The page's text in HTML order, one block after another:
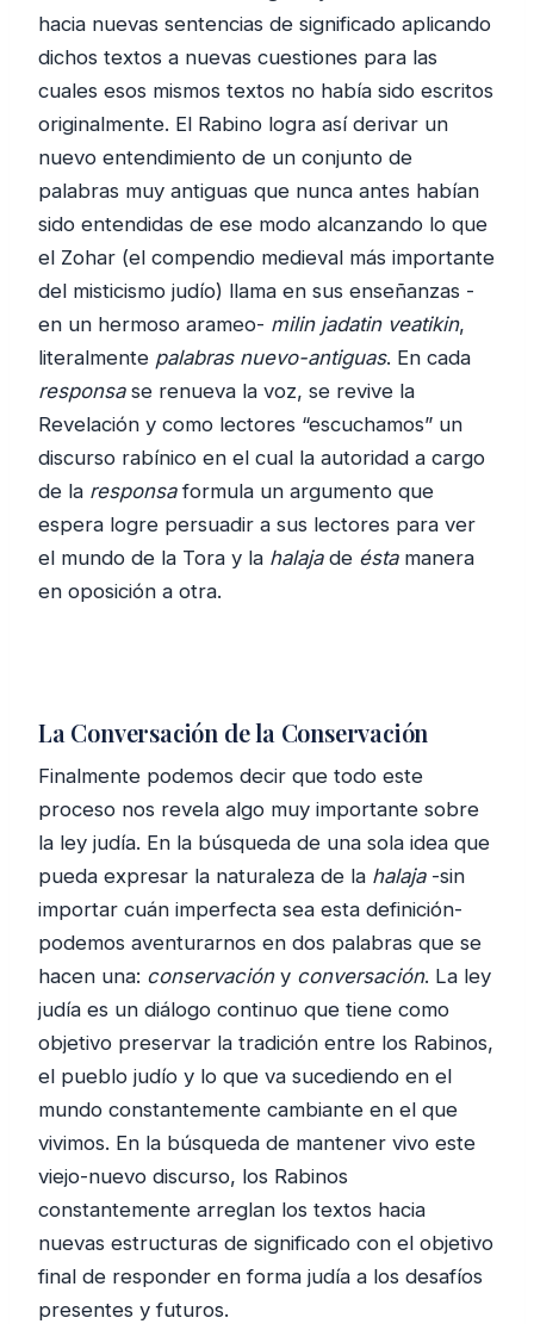
hacia nuevas sentencias de significado aplicando
dichos textos a nuevas cuestiones para las
cuales esos mismos textos no había sido escritos
originalmente. El Rabino logra así derivar un
nuevo entendimiento de un conjunto de
palabras muy antiguas que nunca antes habían
sido entendidas de ese modo alcanzando lo que
el Zohar (el compendio medieval más importante
del misticismo judío) llama en sus enseñanzas -
en un hermoso arameo- milin jadatin veatikin,
literalmente palabras nuevo-antiguas. En cada
responsa se renueva la voz, se revive la
Revelación y como lectores “escuchamos” un
discurso rabínico en el cual la autoridad a cargo
de la responsaformula un argumento que
espera logre persuadir a sus lectores para ver
el mundo de la Tora y la halaja de ésta manera
en oposición a otra.
La Conversación de la Conservación
Finalmente podemos decir que todo este
proceso nos revela algo muy importante sobre
la ley judía. En la búsqueda de una sola idea que
pueda expresar la naturaleza de la halaja-sin
importar cuán imperfecta sea esta definición-
podemos aventurarnos en dos palabras que se
hacen una: conservación y conversación. La ley
judía es un diálogo continuo que tiene como
objetivo preservar la tradición entre los Rabinos,
el pueblo judío y lo que va sucediendo en el
mundo constantemente cambiante en el que
vivimos. En la búsqueda de mantener vivo este
viejo-nuevo discurso, los Rabinos
constantemente arreglan los textos hacia
nuevas estructuras de significado con el objetivo
final de responder en forma judía a los desafíos
presentes y futuros.